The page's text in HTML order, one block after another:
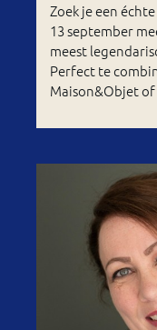
Zoek je een
13 september
meest
Perfect te
Maison&Objet of